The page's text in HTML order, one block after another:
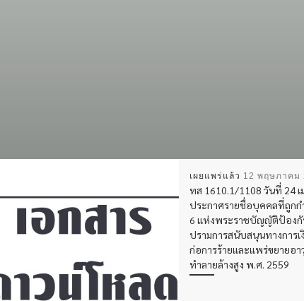
เผยแพร่แล้ว 12 พฤษภาคม
ทส 1610.1/1108 วันที่ 24
ประกาศรายชื่อบุคคลที่ถูก
6 แห่งพระราชบัญญัติป้อง
ปรามการสนับสนุนทางการเ
ก่อการร้ายและแพร่ขยายอ
ทำลายล้างสูง พ.ศ. 2559